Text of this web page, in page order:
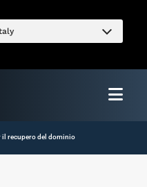
il recupero del dominio